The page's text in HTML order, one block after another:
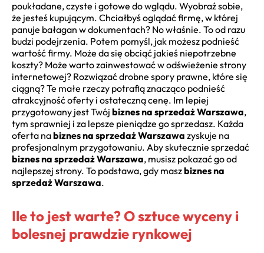
poukładane, czyste i gotowe do wglądu. Wyobraź sobie,
że jesteś kupującym. Chciałbyś oglądać firmę, w której
panuje bałagan w dokumentach? No właśnie. To od razu
budzi podejrzenia. Potem pomyśl, jak możesz podnieść
wartość firmy. Może da się obciąć jakieś niepotrzebne
koszty? Może warto zainwestować w odświeżenie strony
internetowej? Rozwiązać drobne spory prawne, które się
ciągną? Te małe rzeczy potrafią znacząco podnieść
atrakcyjność oferty i ostateczną cenę. Im lepiej
przygotowany jest Twój biznes na sprzedaż Warszawa,
tym sprawniej i za lepsze pieniądze go sprzedasz. Każda
oferta nabiznes na sprzedaż Warszawa zyskuje na
profesjonalnym przygotowaniu. Aby skutecznie sprzedać
biznes na sprzedaż Warszawa, musisz pokazać go od
najlepszej strony. To podstawa, gdy maszbiznes na
sprzedaż Warszawa.
Ile to jest warte? O sztuce wyceny i
bolesnej prawdzie rynkowej